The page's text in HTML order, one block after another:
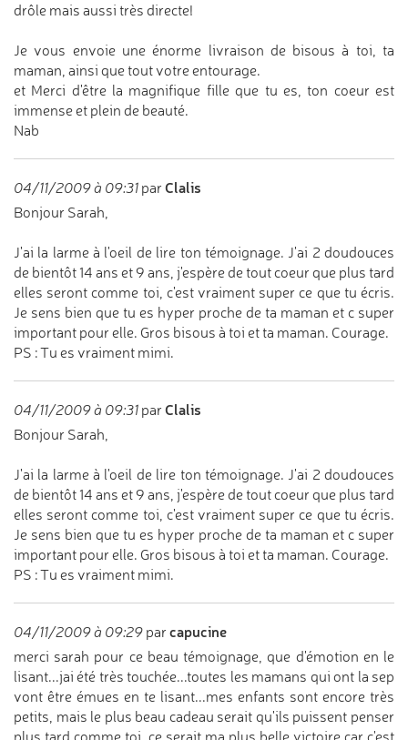
drôle mais aussi très directe!
Je vous envoie une énorme livraison de bisous à toi, ta
maman, ainsi que tout votre entourage.
et Merci d'être la magnifique fille que tu es, ton coeur est
immense et plein de beauté.
Nab
04/11/2009 à 09:31 par Clalis
Bonjour Sarah,
J'ai la larme à l'oeil de lire ton témoignage. J'ai 2 doudouces
de bientôt 14 ans et 9 ans, j'espère de tout coeur que plus tard
elles seront comme toi, c'est vraiment super ce que tu écris.
Je sens bien que tu es hyper proche de ta maman et c super
important pour elle. Gros bisous à toi et ta maman. Courage.
PS : Tu es vraiment mimi.
04/11/2009 à 09:31 par Clalis
Bonjour Sarah,
J'ai la larme à l'oeil de lire ton témoignage. J'ai 2 doudouces
de bientôt 14 ans et 9 ans, j'espère de tout coeur que plus tard
elles seront comme toi, c'est vraiment super ce que tu écris.
Je sens bien que tu es hyper proche de ta maman et c super
important pour elle. Gros bisous à toi et ta maman. Courage.
PS : Tu es vraiment mimi.
04/11/2009 à 09:29 par capucine
merci sarah pour ce beau témoignage, que d'émotion en le
lisant...jai été très touchée...toutes les mamans qui ont la sep
vont être émues en te lisant...mes enfants sont encore très
petits, mais le plus beau cadeau serait qu'ils puissent penser
plus tard comme toi, ce serait ma plus belle victoire car c'est